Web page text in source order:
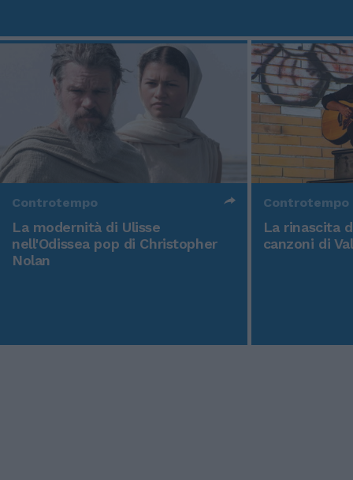
Controtempo
La modernità di Ulisse
nell'Odissea pop di Christopher
Nolan
Controtempo
La rinascita
canzoni di